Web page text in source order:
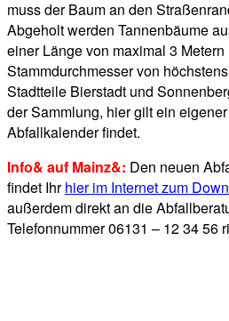
muss der Baum an den
Abgeholt werden Tannenbäume
einer Länge von maximal 3
Stammdurchmesser von
Stadtteile Bierstadt und
der Sammlung, hier gilt ein
Abfallkalender findet.
Info& auf Mainz&: Den neuen
findet Ihrhier im Internet zum
außerdem direkt an die
Telefonnummer 06131 – 12 34 56